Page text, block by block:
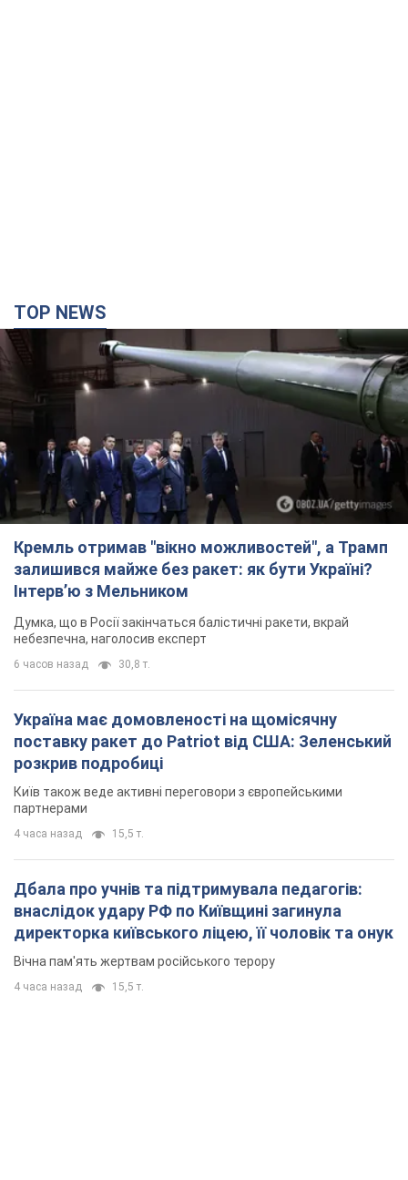
TOP NEWS
Кремль отримав "вікно можливостей", а Трамп
залишився майже без ракет: як бути Україні?
Інтерв’ю з Мельником
Думка, що в Росії закінчаться балістичні ракети, вкрай
небезпечна, наголосив експерт
6 часов назад 30,8 т.
Україна має домовленості на щомісячну
поставку ракет до Patriot від США: Зеленський
розкрив подробиці
Київ також веде активні переговори з європейськими
партнерами
4 часа назад 15,5 т.
Дбала про учнів та підтримувала педагогів:
внаслідок удару РФ по Київщині загинула
директорка київського ліцею, її чоловік та онук
Вічна пам'ять жертвам російського терору
4 часа назад 15,5 т.